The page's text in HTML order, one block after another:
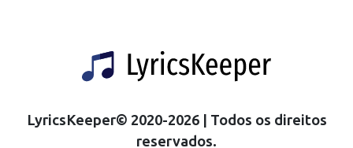
LyricsKeeper© 2020-2026| Todos os direitos
reservados.